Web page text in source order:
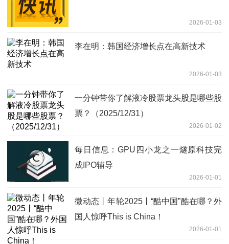
2026-01-03
李在明：韩国经济增长点在高新技术
2026-01-03
一分钟带你了解液冷股票龙头股是哪些股
票？（2025/12/31）
2026-01-02
每日信息：GPU四小龙之一燧原科技完
成IPO辅导
2026-01-01
微动态丨年轮2025丨“酷中国”酷在哪？外
国人惊呼This is China！
2026-01-01